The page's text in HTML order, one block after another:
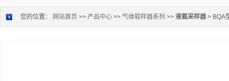
您的位置： 网站首页 >> 产品中心 >> 气体取样器系列 >> 液氨采样器 > BQA